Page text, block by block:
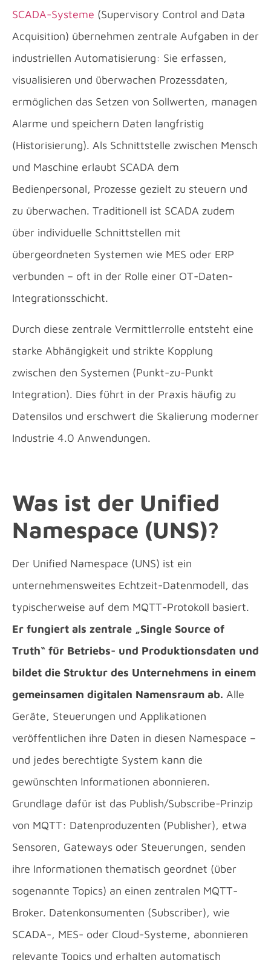
SCADA-Systeme (Supervisory Control and Data
Acquisition) übernehmen zentrale Aufgaben in der
industriellen Automatisierung: Sie erfassen,
visualisieren und überwachen Prozessdaten,
ermöglichen das Setzen von Sollwerten, managen
Alarme und speichern Daten langfristig
(Historisierung). Als Schnittstelle zwischen Mensch
und Maschine erlaubt SCADA dem
Bedienpersonal, Prozesse gezielt zu steuern und
zu überwachen. Traditionell ist SCADA zudem
über individuelle Schnittstellen mit
übergeordneten Systemen wie MES oder ERP
verbunden – oft in der Rolle einer OT-Daten-
Integrationsschicht.
Durch diese zentrale Vermittlerrolle entsteht eine
starke Abhängigkeit und strikte Kopplung
zwischen den Systemen (Punkt-zu-Punkt
Integration). Dies führt in der Praxis häufig zu
Datensilos und erschwert die Skalierung moderner
Industrie 4.0 Anwendungen.
Was ist der Unified
Namespace (UNS)?
Der Unified Namespace (UNS) ist ein
unternehmensweites Echtzeit-Datenmodell, das
typischerweise auf dem MQTT-Protokoll basiert.
Er fungiert als zentrale „Single Source of
Truth“ für Betriebs- und Produktionsdaten und
bildet die Struktur des Unternehmens in einem
gemeinsamen digitalen Namensraum ab. Alle
Geräte, Steuerungen und Applikationen
veröffentlichen ihre Daten in diesen Namespace –
und jedes berechtigte System kann die
gewünschten Informationen abonnieren.
Grundlage dafür ist das Publish/Subscribe-Prinzip
von MQTT: Datenproduzenten (Publisher), etwa
Sensoren, Gateways oder Steuerungen, senden
ihre Informationen thematisch geordnet (über
sogenannte Topics) an einen zentralen MQTT-
Broker. Datenkonsumenten (Subscriber), wie
SCADA-, MES- oder Cloud-Systeme, abonnieren
relevante Topics und erhalten automatisch